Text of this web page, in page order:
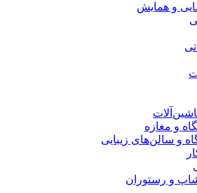
و همایش
و مغازه
و سالن‌های زیبایی
و رستوران